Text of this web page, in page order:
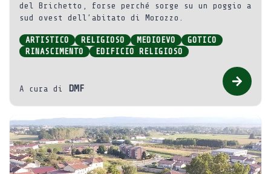
del Brichetto, forse perché sorge su un poggio a
sud ovest dell’abitato di Morozzo.
ARTISTICO RELIGIOSO MEDIOEVO
GOTICO
RINASCIMENTO
EDIFICIO RELIGIOSO
A cura di DMF